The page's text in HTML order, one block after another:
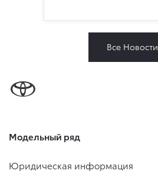
Все Новости
Модельный ряд
Юридическая информация